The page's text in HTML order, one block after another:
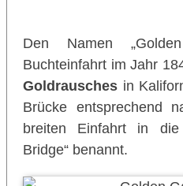
Den Namen
Buchteinfahrt im Jahr
Goldrausches in
Brücke entsprechend
breiten Einfahrt in
Bridge“ benannt.